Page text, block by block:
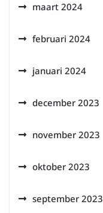
maart 2024
februari 2024
januari 2024
december 2023
november 2023
oktober 2023
september 2023